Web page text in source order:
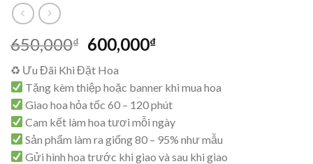
650,000₫ Giá
là:
650,000₫.
600,000₫Giá
là:
600,000₫.
♻ Ưu Đãi Khi Đặt Hoa
Tặng kèm thiệp hoặc banner khi mua hoa
Giao hoa hỏa tốc 60 – 120 phút
Cam kết làm hoa tươi mỗi ngày
Sản phẩm làm ra giống 80 – 95% như mẫu
Gửi hình hoa trước khi giao và sau khi giao